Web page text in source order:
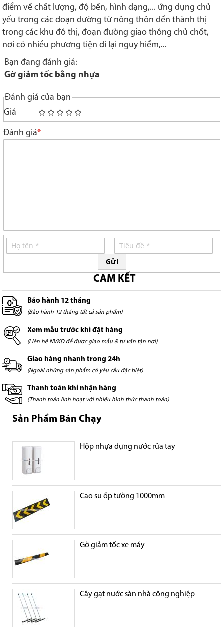
điểm về chất lượng, độ bền, hình dạng,... ứng dụng chủ
yếu trong các đoạn đường từ nông thôn đến thành thị
trong các khu đô thị, đoạn đường giao thông chủ chốt,
nơi có nhiều phương tiện đi lại nguy hiểm,...
Bạn đang đánh giá:
Gờ giảm tốc bằng nhựa
Đánh giá của bạn
Giá
1
star
2
stars
3
stars
4
stars
5
stars
Đánh giá
Gửi
CAM KẾT
Bảo hành 12 tháng
(Bảo hành 12 tháng tất cả sản phẩm)
Xem mẫu trước khi đặt hàng
(Liên hệ NVKD để được giao mẫu & tư vấn tận nơi)
Giao hàng nhanh trong 24h
(Ngoài những sản phẩm có yêu cầu đặc biệt)
Thanh toán khi nhận hàng
(Thanh toán linh hoạt với nhiều hình thức thanh toán)
Sản Phẩm Bán Chạy
Hộp nhựa đựng nước rửa tay
Cao su ốp tường 1000mm
Gờ giảm tốc xe máy
Cây gạt nước sàn nhà công nghiệp